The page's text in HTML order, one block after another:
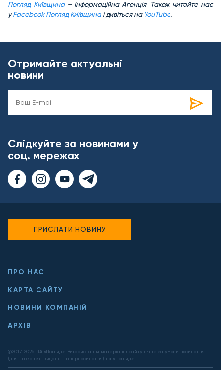
Погляд Київщина– Інформаційна Агенція. Також читайте нас
уFacebook Погляд Київщина і дивіться на YouTube.
Отримайте актуальні
новини
Слідкуйте за новинами у
соц. мережах
ПРО НАС
КАРТА САЙТУ
НОВИНИ КОМПАНІЙ
АРХІВ
@2017-2026- ІА «Погляд». Використання матеріалів сайту лише за умови посилання
(для інтернет-видань - гіперпосилання) на «Погляд».
ПРИСЛАТИ НОВИНУ